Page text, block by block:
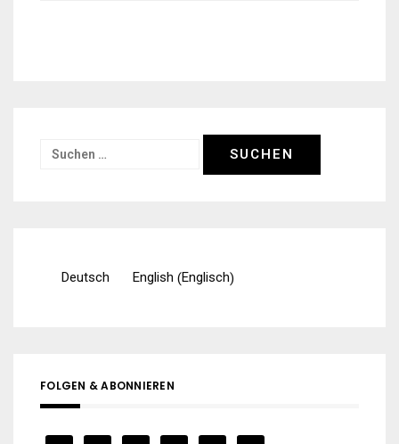
Suchen
Deutsch English (Englisch)
FOLGEN & ABONNIEREN